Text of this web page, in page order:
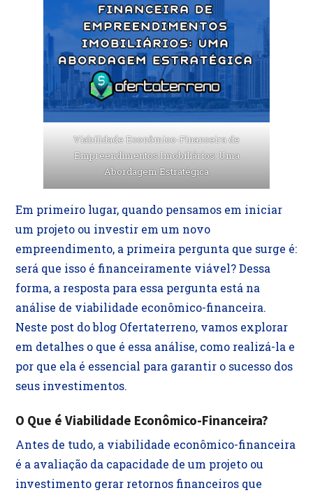
Viabilidade Econômico-Financeira de
Empreendimentos Imobiliários: Uma
Abordagem Estratégica
Em primeiro lugar, quando pensamos em iniciar
um projeto ou investir em um novo
empreendimento, a primeira pergunta que surge é:
será que isso é financeiramente viável? Dessa
forma, a resposta para essa pergunta está na
análise de viabilidade econômico-financeira.
Neste post do blog Ofertaterreno, vamos explorar
em detalhes o que é essa análise, como realizá-la e
por que ela é essencial para garantir o sucesso dos
seus investimentos.
O Que é Viabilidade Econômico-Financeira?
Antes de tudo, a viabilidade econômico-financeira
é a avaliação da capacidade de um projeto ou
investimento gerar retornos financeiros que